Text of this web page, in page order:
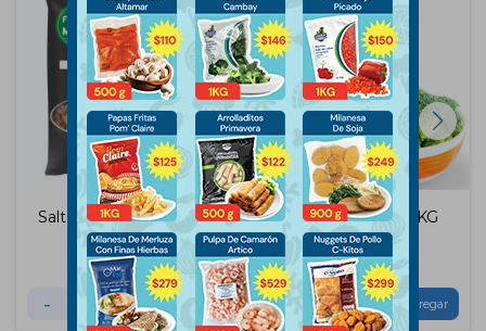
Salteado Thai Wok 500
Gramos
$ 163
- +
Brocoli Altamar 1 KG
$ 165
- +